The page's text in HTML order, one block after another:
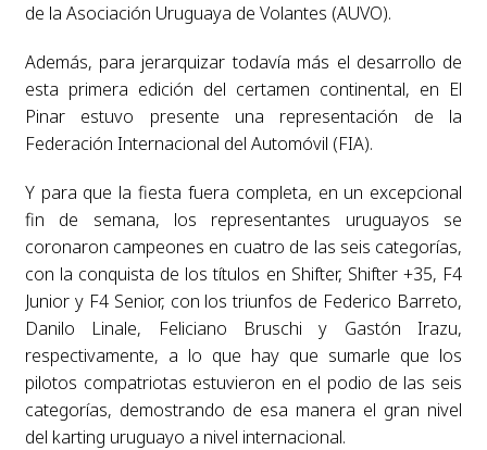
de la Asociación Uruguaya de Volantes (AUVO).
Además, para jerarquizar todavía más el desarrollo de
esta primera edición del certamen continental, en El
Pinar estuvo presente una representación de la
Federación Internacional del Automóvil (FIA).
Y para que la fiesta fuera completa, en un excepcional
fin de semana, los representantes uruguayos se
coronaron campeones en cuatro de las seis categorías,
con la conquista de los títulos en Shifter, Shifter +35, F4
Junior y F4 Senior, con los triunfos de Federico Barreto,
Danilo Linale, Feliciano Bruschi y Gastón Irazu,
respectivamente, a lo que hay que sumarle que los
pilotos compatriotas estuvieron en el podio de las seis
categorías, demostrando de esa manera el gran nivel
del karting uruguayo a nivel internacional.